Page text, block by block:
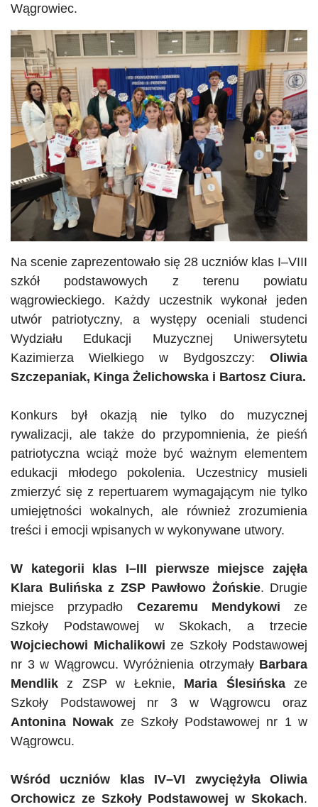
Wągrowiec.
Na scenie zaprezentowało się 28 uczniów klas I–VIII
szkół podstawowych z terenu powiatu
wągrowieckiego. Każdy uczestnik wykonał jeden
utwór patriotyczny, a występy oceniali studenci
Wydziału Edukacji Muzycznej Uniwersytetu
Kazimierza Wielkiego w Bydgoszczy: Oliwia
Szczepaniak, Kinga Żelichowska i Bartosz Ciura.
Konkurs był okazją nie tylko do muzycznej
rywalizacji, ale także do przypomnienia, że pieśń
patriotyczna wciąż może być ważnym elementem
edukacji młodego pokolenia. Uczestnicy musieli
zmierzyć się z repertuarem wymagającym nie tylko
umiejętności wokalnych, ale również zrozumienia
treści i emocji wpisanych w wykonywane utwory.
W kategorii klas I–III pierwsze miejsce zajęła
Klara Bulińska z ZSP Pawłowo Żońskie. Drugie
miejsce przypadło Cezaremu Mendykowi ze
Szkoły Podstawowej w Skokach, a trzecie
Wojciechowi Michalikowi ze Szkoły Podstawowej
nr 3 w Wągrowcu. Wyróżnienia otrzymały Barbara
Mendlik z ZSP w Łeknie, Maria Ślesińskaze
Szkoły Podstawowej nr 3 w Wągrowcu oraz
Antonina Nowak ze Szkoły Podstawowej nr 1 w
Wągrowcu.
Wśród uczniów klas IV–VI zwyciężyła Oliwia
Orchowicz ze Szkoły Podstawowej w Skokach.